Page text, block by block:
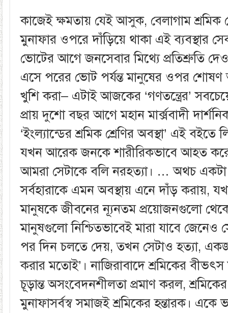
কাজেই ক্ষমতায় যেই আসুক, বেলাগাম শ্রমিক
মুনাফার ওপরে দাঁড়িয়ে থাকা এই ব্যবস্থার
ভোটের আগে জনসেবার মিথ্যে প্রতিশ্রুতি
এসে পরের ভোট পর্যন্ত মানুষের ওপর শোষণ
খুশি করা– এটাই আজকের ‘গণতন্ত্রের’
প্রায় দুশো বছর আগে মহান মার্ক্সবাদী
‘ইংল্যান্ডের শ্রমিক শ্রেণির অবস্থা’ এই
যখন আরেক জনকে শারীরিকভাবে আহত
আমরা সেটাকে বলি নরহত্যা। … অথচ
সর্বহারাকে এমন অবস্থায় এনে দাঁড় করায়,
মানুষকে জীবনের ন্যূনতম প্রয়োজনগুলো
মানুষগুলো নিশ্চিতভাবেই মারা যাবে জেনেও
পর দিন চলতে দেয়, তখন সেটাও হত্যা,
করার মতোই’। নাজিরাবাদে শ্রমিকের বীভৎস
চূড়ান্ত অসংবেদনশীলতা প্রমাণ করল,
মুনাফাসর্বস্ব সমাজই শ্রমিকের হন্তারক। একে